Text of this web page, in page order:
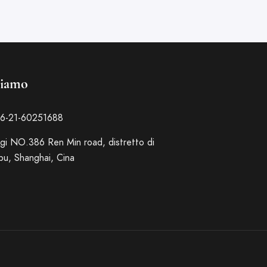
21-60251688
NO.386 Ren Min road, distretto di
Shanghai, Cina